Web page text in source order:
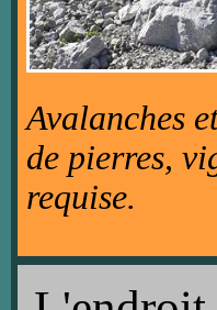
Avalanches
de pierres,
requise.